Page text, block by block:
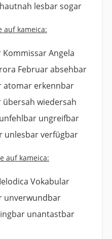
lesbar sogar
auf kameica:
Kommissar Angela
Februar absehbar
atomar erkennbar
wiedersah
ungreifbar
unlesbar verfügbar
auf kameica:
Vokabular
unverwundbar
unantastbar